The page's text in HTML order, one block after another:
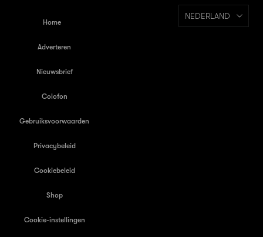
Home
Adverteren
Nieuwsbrief
Colofon
Gebruiksvoorwaarden
Privacybeleid
Cookiebeleid
Shop
Cookie-instellingen
NEDERLAND